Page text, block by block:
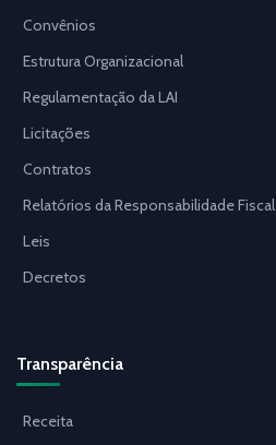
Convênios
Estrutura Organizacional
Regulamentação da LAI
Licitações
Contratos
Relatórios da Responsabilidade Fiscal
Leis
Decretos
Transparência
Receita